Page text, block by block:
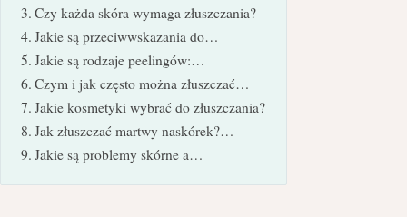
Czy każda skóra wymaga złuszczania?
Jakie są przeciwwskazania do…
Jakie są rodzaje peelingów:…
Czym i jak często można złuszczać…
Jakie kosmetyki wybrać do złuszczania?
Jak złuszczać martwy naskórek?…
Jakie są problemy skórne a…